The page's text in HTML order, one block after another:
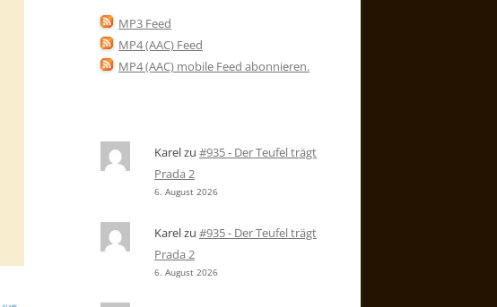
MP3 Feed
MP4 (AAC) Feed
MP4 (AAC) mobile Feed abonnieren.
Karelzu #935 - Der Teufel trägt
Prada 2
6. August 2026
Karelzu #935 - Der Teufel trägt
Prada 2
6. August 2026